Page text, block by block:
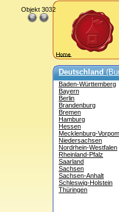
Deutschland
Baden-Württemberg
Bayern
Berlin
Brandenburg
Bremen
Hamburg
Hessen
Mecklenburg-
Niedersachsen
Nordrhein-Westfalen
Rheinland-Pfalz
Saarland
Sachsen
Sachsen-Anhalt
Schleswig-Holstein
Thüringen
Objekt 3032